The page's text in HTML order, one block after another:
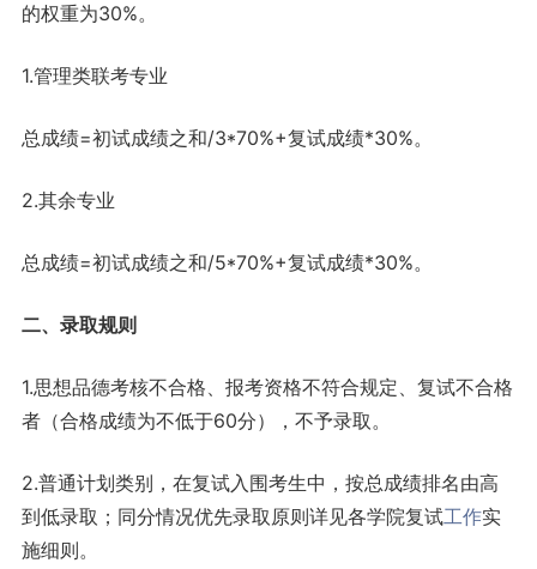
的权重为30%。
1.管理类联考专业
总成绩=初试成绩之和/3*70%+复试成绩*30%。
2.其余专业
总成绩=初试成绩之和/5*70%+复试成绩*30%。
二、录取规则
1.思想品德考核不合格、报考资格不符合规定、复试不合格
者（合格成绩为不低于60分），不予录取。
2.普通计划类别，在复试入围考生中，按总成绩排名由高
到低录取；同分情况优先录取原则详见各学院复试工作实
施细则。